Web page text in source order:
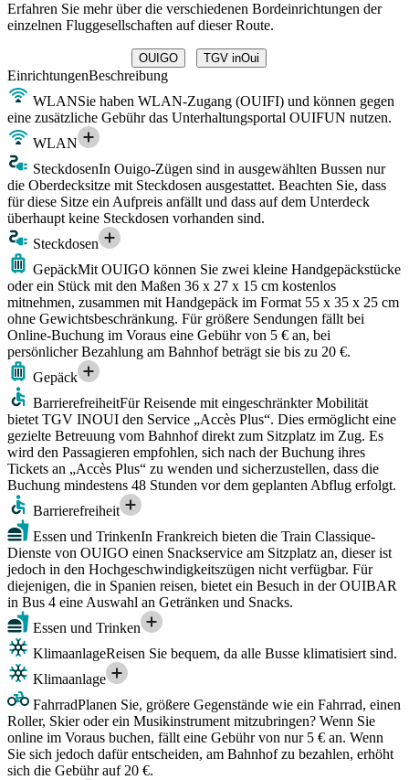
Erfahren Sie mehr über die verschiedenen Bordeinrichtungen der
einzelnen Fluggesellschaften auf dieser Route.
OUIGO TGV inOui
EinrichtungenBeschreibung
WLANSie haben WLAN-Zugang (OUIFI) und können gegen
eine zusätzliche Gebühr das Unterhaltungsportal OUIFUN nutzen.
WLAN
SteckdosenIn Ouigo-Zügen sind in ausgewählten Bussen nur
die Oberdecksitze mit Steckdosen ausgestattet. Beachten Sie, dass
für diese Sitze ein Aufpreis anfällt und dass auf dem Unterdeck
überhaupt keine Steckdosen vorhanden sind.
Steckdosen
GepäckMit OUIGO können Sie zwei kleine Handgepäckstücke
oder ein Stück mit den Maßen 36 x 27 x 15 cm kostenlos
mitnehmen, zusammen mit Handgepäck im Format 55 x 35 x 25 cm
ohne Gewichtsbeschränkung. Für größere Sendungen fällt bei
Online-Buchung im Voraus eine Gebühr von 5 € an, bei
persönlicher Bezahlung am Bahnhof beträgt sie bis zu 20 €.
Gepäck
BarrierefreiheitFür Reisende mit eingeschränkter Mobilität
bietet TGV INOUI den Service „Accès Plus“. Dies ermöglicht eine
gezielte Betreuung vom Bahnhof direkt zum Sitzplatz im Zug. Es
wird den Passagieren empfohlen, sich nach der Buchung ihres
Tickets an „Accès Plus“ zu wenden und sicherzustellen, dass die
Buchung mindestens 48 Stunden vor dem geplanten Abflug erfolgt.
Barrierefreiheit
Essen und TrinkenIn Frankreich bieten die Train Classique-
Dienste von OUIGO einen Snackservice am Sitzplatz an, dieser ist
jedoch in den Hochgeschwindigkeitszügen nicht verfügbar. Für
diejenigen, die in Spanien reisen, bietet ein Besuch in der OUIBAR
in Bus 4 eine Auswahl an Getränken und Snacks.
Essen und Trinken
KlimaanlageReisen Sie bequem, da alle Busse klimatisiert sind.
Klimaanlage
FahrradPlanen Sie, größere Gegenstände wie ein Fahrrad, einen
Roller, Skier oder ein Musikinstrument mitzubringen? Wenn Sie
online im Voraus buchen, fällt eine Gebühr von nur 5 € an. Wenn
Sie sich jedoch dafür entscheiden, am Bahnhof zu bezahlen, erhöht
sich die Gebühr auf 20 €.